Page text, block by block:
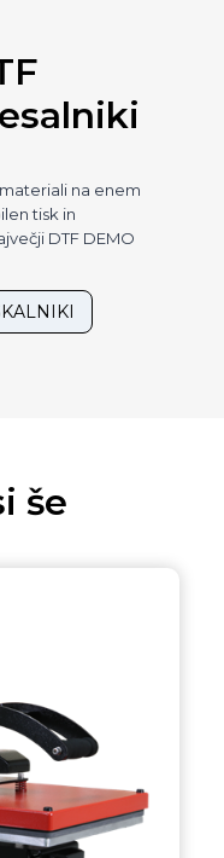
na enem
tisk in
DTF DEMO
še